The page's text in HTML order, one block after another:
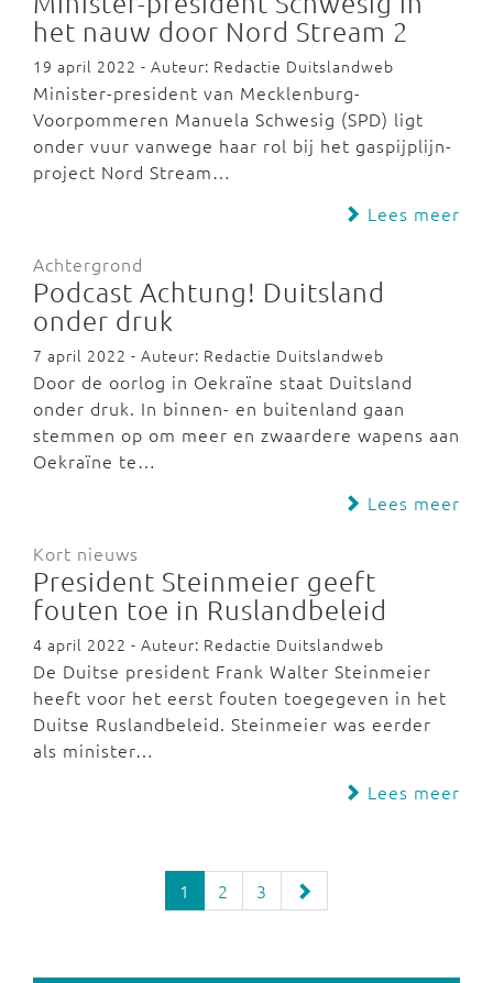
het nauw door Nord Stream 2
19 april 2022 - Auteur: Redactie Duitslandweb
Minister-president van Mecklenburg-
Voorpommeren Manuela Schwesig (SPD) ligt
onder vuur vanwege haar rol bij het gaspijplijn-
project Nord Stream…
Lees meer
Achtergrond
Podcast Achtung! Duitsland
onder druk
7 april 2022 - Auteur: Redactie Duitslandweb
Door de oorlog in Oekraïne staat Duitsland
onder druk. In binnen- en buitenland gaan
stemmen op om meer en zwaardere wapens aan
Oekraïne te…
Lees meer
Kort nieuws
President Steinmeier geeft
fouten toe in Ruslandbeleid
4 april 2022 - Auteur: Redactie Duitslandweb
De Duitse president Frank Walter Steinmeier
heeft voor het eerst fouten toegegeven in het
Duitse Ruslandbeleid. Steinmeier was eerder
als minister…
Lees meer
1 2 3